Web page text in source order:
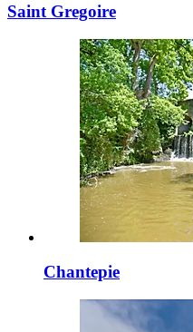
Saint Gregoire
Chantepie